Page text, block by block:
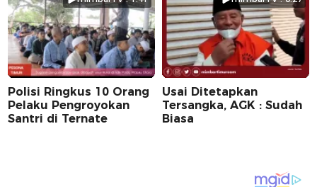
Polisi Ringkus 10 Orang
Pelaku Pengroyokan
Santri di Ternate
Usai Ditetapkan
Tersangka, AGK : Sudah
Biasa